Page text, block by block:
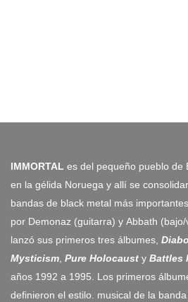
IMMORTAL es del pequeño pueblo de
en la gélida Noruega y allí se
bandas de black metal más
por Demonaz (guitarra) y Abbath
lanzó sus primeros tres álbumes,
Mysticism, Pure Holocaust y Battles
años 1992 a 1995. Los primeros
definieron el estilo. musical de la